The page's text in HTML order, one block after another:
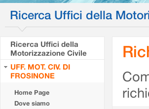
Ricerca Uffici della
Ricerca Uffici della
Motorizzazione Civile
UFF. MOT. CIV. DI
FROSINONE
Home Page
Dove siamo